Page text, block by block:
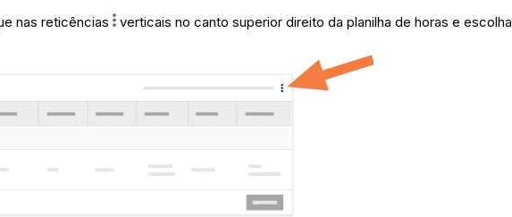
nas reticências verticais no canto superior direito da planilha de horas e escolha